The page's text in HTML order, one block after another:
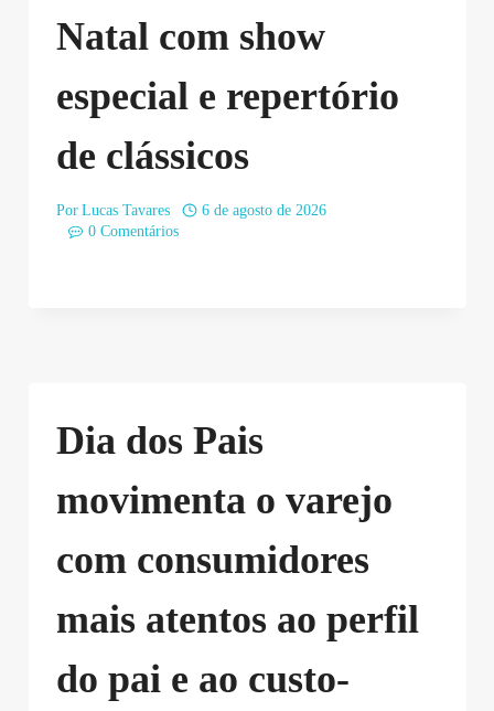
Natal com show
especial e repertório
de clássicos
Por Lucas Tavares
6 de agosto de 2026
0 Comentários
Dia dos Pais
movimenta o varejo
com consumidores
mais atentos ao perfil
do pai e ao custo-